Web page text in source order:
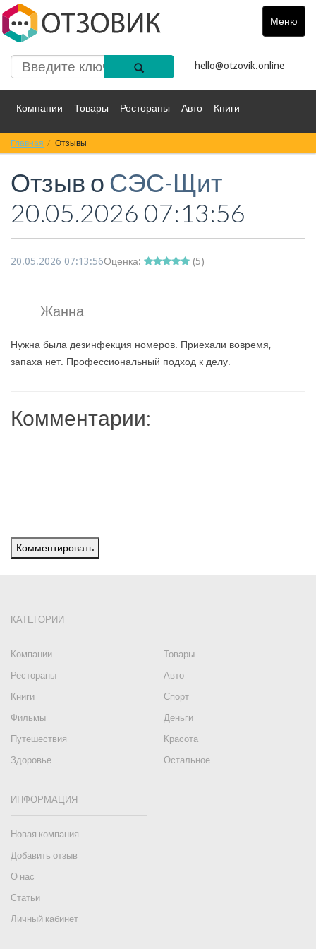
Меню
Toggle
hello@otzovik.online
Компании Товары Рестораны Авто Книги
Спорт Фильмы
Красота Здоровье Остальное
Главная Отзывы
Отзыв о СЭС-Щит
20.05.2026 07:13:56
20.05.2026 07:13:56Оценка: (5)
Жанна
Нужна была дезинфекция номеров. Приехали вовремя,
запаха нет. Профессиональный подход к делу.
Комментарии:
Комментировать
КАТЕГОРИИ
Компании
Товары
Рестораны
Авто
Книги
Спорт
Фильмы
Деньги
Путешествия
Красота
Здоровье
Остальное
ИНФОРМАЦИЯ
Новая компания
Добавить отзыв
О нас
Статьи
Личный кабинет